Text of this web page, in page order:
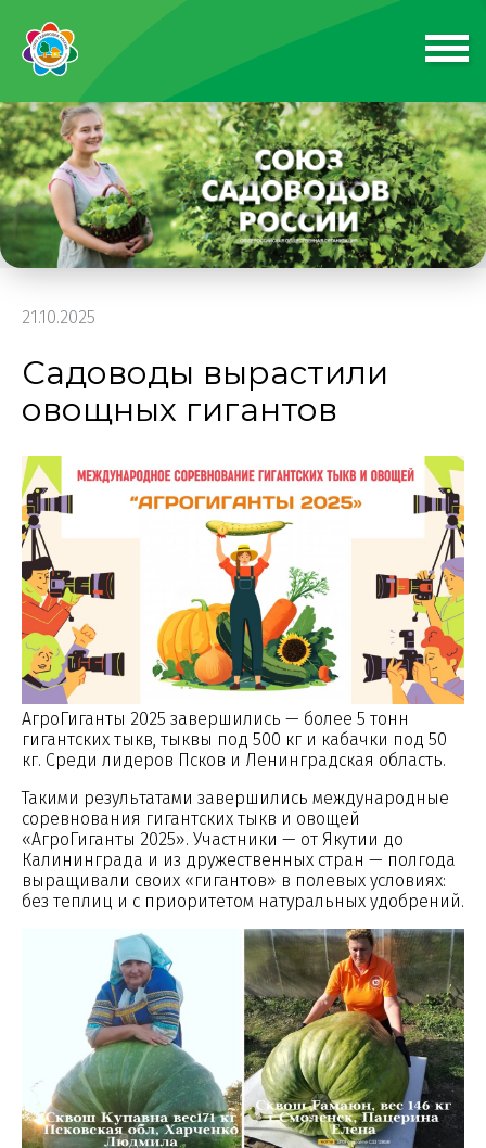
21.10.2025
Садоводы вырастили
овощных гигантов
АгроГиганты 2025 завершились — более 5 тонн
гигантских тыкв, тыквы под 500 кг и кабачки под 50
кг. Среди лидеров Псков и Ленинградская область.
Такими результатами завершились международные
соревнования гигантских тыкв и овощей
«АгроГиганты 2025». Участники — от Якутии до
Калининграда и из дружественных стран — полгода
выращивали своих «гигантов» в полевых условиях:
без теплиц и с приоритетом натуральных удобрений.